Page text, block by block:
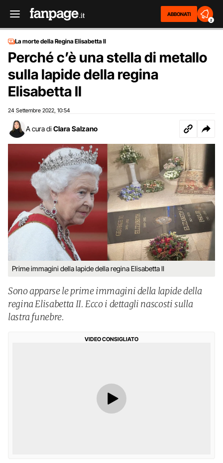
ABBONATI
2
La morte della Regina Elisabetta II
Perché c’è una stella di metallo
sulla lapide della regina
Elisabetta II
24 Settembre 2022 10:54
A cura di Clara Salzano
Prime immagini della lapide della regina Elisabetta II
Sono apparse le prime immagini della lapide della
regina Elisabetta II. Ecco i dettagli nascosti sulla
lastra funebre.
VIDEO CONSIGLIATO